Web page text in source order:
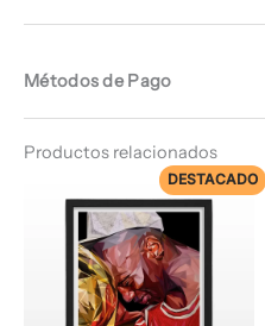
Métodos de Pago
Productos relacionados
DESTACADO
Rango
de